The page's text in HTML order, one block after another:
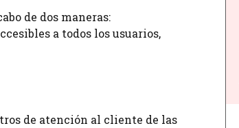
de dos maneras:
a todos los usuarios,
de atención al cliente de las